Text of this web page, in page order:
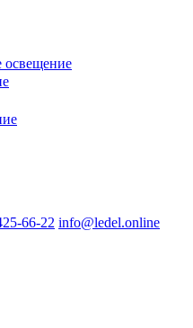
освещение
66-22 info@ledel.online